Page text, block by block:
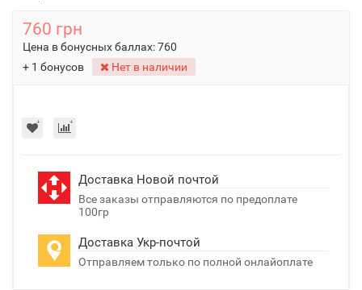
760 грн
Цена в бонусных баллах:760
+ 1 бонусов
Нет в наличии
Доставка Новой почтой
Все заказы отправляются по предоплате
100гр
Доставка Укр-почтой
Отправляем только по полной онлайоплате